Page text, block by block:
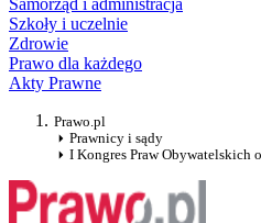
Samorząd i administracja
Szkoły i uczelnie
Zdrowie
Prawo dla każdego
Akty Prawne
Prawo.pl
Prawnicy i sądy
I Kongres Praw Obywatelskich